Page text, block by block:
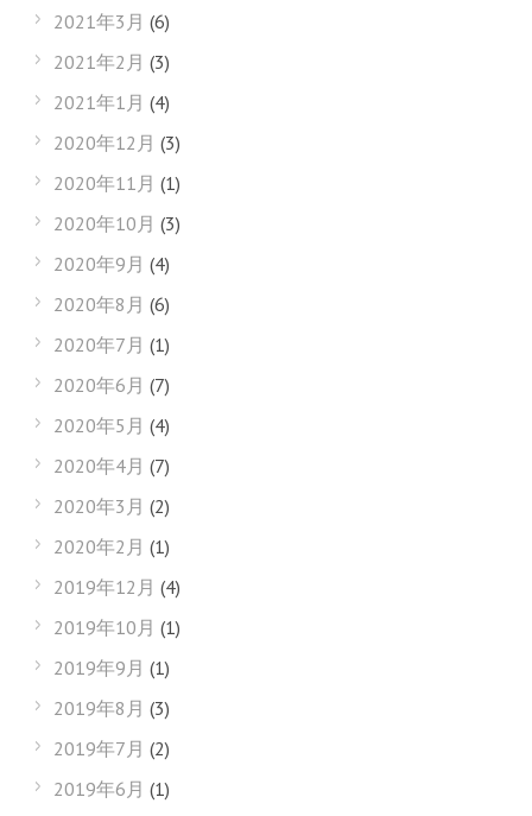
2021年3月 (6)
2021年2月 (3)
2021年1月 (4)
2020年12月 (3)
2020年11月 (1)
2020年10月 (3)
2020年9月 (4)
2020年8月 (6)
2020年7月 (1)
2020年6月 (7)
2020年5月 (4)
2020年4月 (7)
2020年3月 (2)
2020年2月 (1)
2019年12月 (4)
2019年10月 (1)
2019年9月 (1)
2019年8月 (3)
2019年7月 (2)
2019年6月 (1)